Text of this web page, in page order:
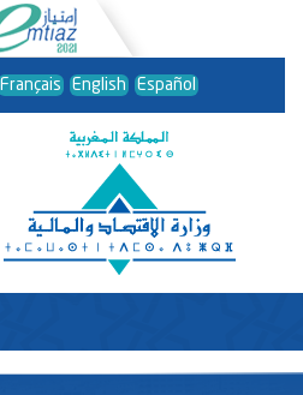
Français English Español